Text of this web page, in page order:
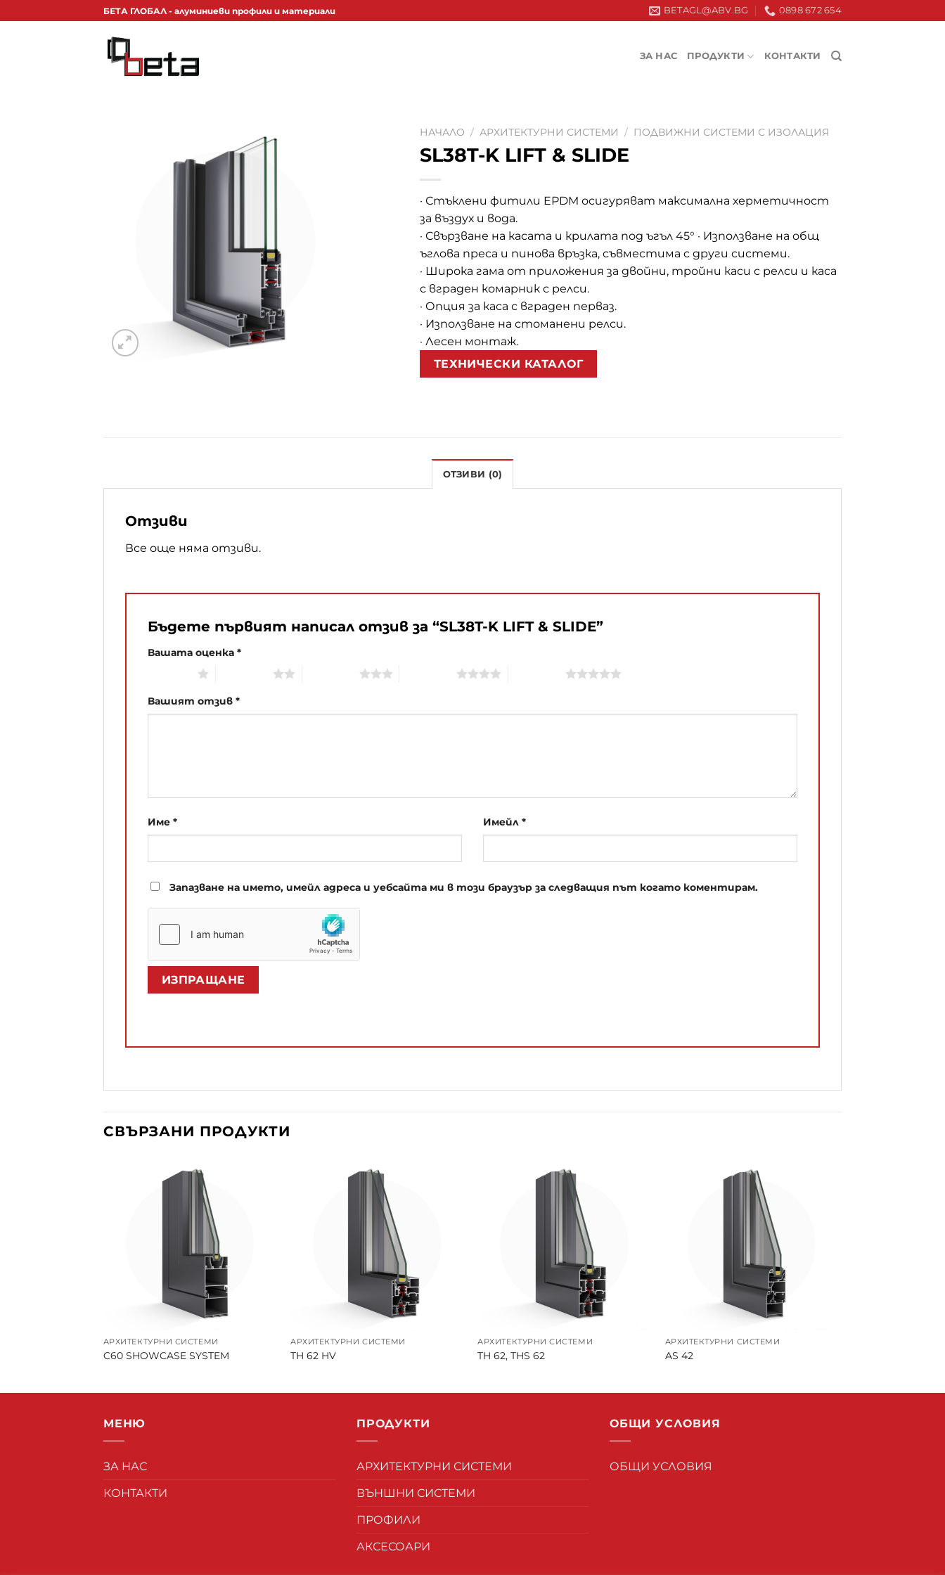
to
БЕТА ГЛОБАЛ - алуминиеви профили и материали BETAGL@ABV.BG 0898 672 654
ЗА НАС ПРОДУКТИ КОНТАКТИ
НАЧАЛО / АРХИТЕКТУРНИ СИСТЕМИ / ПОДВИЖНИ СИСТЕМИ С ИЗОЛАЦИЯ
SL38T-K LIFT & SLIDE
· Стъклени фитили EPDM осигуряват максимална херметичност
за въздух и вода.
· Свързване на касата и крилата под ъгъл 45° · Използване на общ
ъглова преса и пинова връзка, съвместима с други системи.
· Широка гама от приложения за двойни, тройни каси с релси и каса
с вграден комарник с релси.
· Опция за каса с вграден перваз.
· Използване на стоманени релси.
· Лесен монтаж.
ТЕХНИЧЕСКИ КАТАЛОГ
ОТЗИВИ (0)
Отзиви
Все още няма отзиви.
Бъдете първият написал отзив за “SL38T-K LIFT & SLIDE”
Вашата оценка *
Вашият отзив *
Име * Имейл *
Запазване на името, имейл адреса и уебсайта ми в този браузър за следващия път когато коментирам.
СВЪРЗАНИ ПРОДУКТИ
АРХИТЕКТУРНИ СИСТЕМИ
C60 SHOWCASE SYSTEM
АРХИТЕКТУРНИ СИСТЕМИ
TH 62 HV
АРХИТЕКТУРНИ СИСТЕМИ
TH 62, THS 62
АРХИТЕКТУРНИ СИСТЕМИ
AS 42
МЕНЮ
ЗА НАС
КОНТАКТИ
ПРОДУКТИ
АРХИТЕКТУРНИ СИСТЕМИ
ВЪНШНИ СИСТЕМИ
ПРОФИЛИ
АКСЕСОАРИ
ОБЩИ УСЛОВИЯ
ОБЩИ УСЛОВИЯ